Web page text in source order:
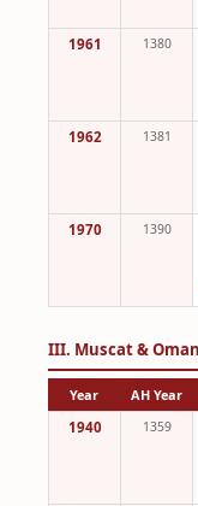
1961 1380
1962 1381
1970 1390
III. Muscat &
Year AH Year
1940
1359